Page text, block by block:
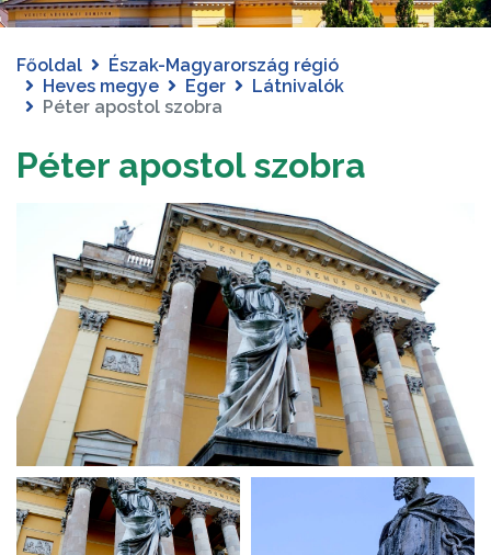
Főoldal
Észak-Magyarország régió
Heves megye
Eger
Látnivalók
Péter apostol szobra
Péter apostol szobra